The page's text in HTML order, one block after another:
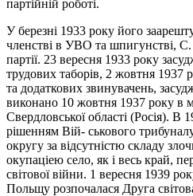
партійній роботі.
У березні 1933 року його
членстві в УВО та шпигунстві,
партії. 23 вересня 1933 року
трудових таборів, 2 жовтня 1937
та додаткових звинувачень,
виконано 10 жовтня 1937 року в
Свердловської області (Росія). В
рішенням Вій- ськового
округу за відсутністю складу
окупаціею село, як і весь край,
світової війни. 1 вересня 1939
Польщу розпочалася Друга